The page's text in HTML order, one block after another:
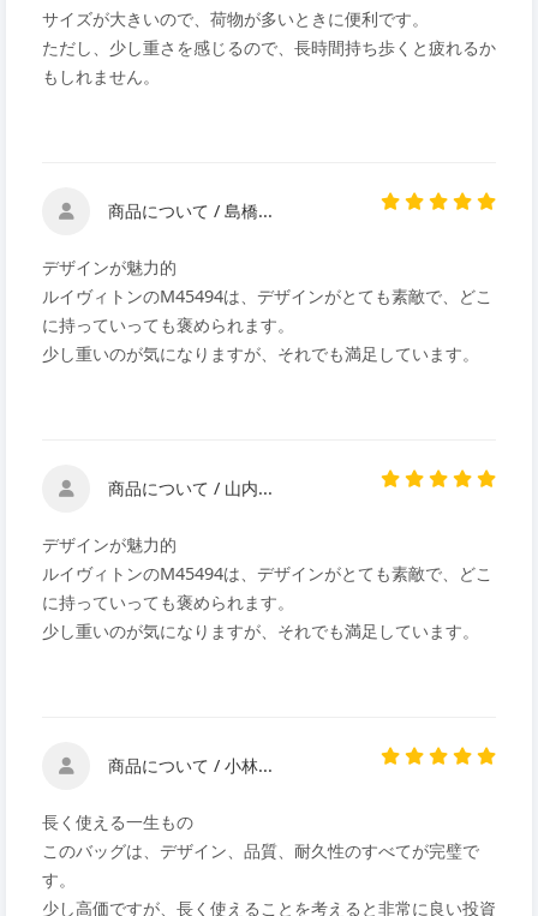
サイズが大きいので、荷物が多いときに便利です。
ただし、少し重さを感じるので、長時間持ち歩くと疲れるか
もしれません。
商品について / 島橋...
デザインが魅力的
ルイヴィトンのM45494は、デザインがとても素敵で、どこ
に持っていっても褒められます。
少し重いのが気になりますが、それでも満足しています。
商品について / 山内...
デザインが魅力的
ルイヴィトンのM45494は、デザインがとても素敵で、どこ
に持っていっても褒められます。
少し重いのが気になりますが、それでも満足しています。
商品について / 小林...
長く使える一生もの
このバッグは、デザイン、品質、耐久性のすべてが完璧で
す。
少し高価ですが、長く使えることを考えると非常に良い投資